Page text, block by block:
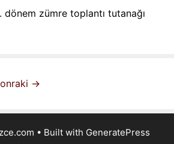
zümre toplantı tutanağı
→
• Built with GeneratePress